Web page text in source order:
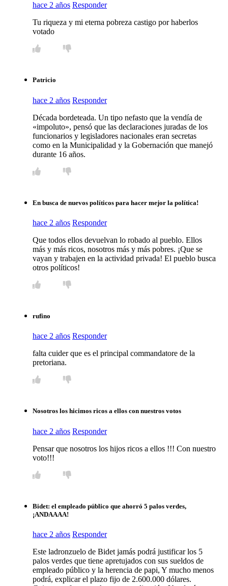
hace 2 años Responder
Tu riqueza y mi eterna pobreza castigo por haberlos
votado
Patricio
hace 2 años Responder
Década bordeteada. Un tipo nefasto que la vendía de
«impoluto», pensó que las declaraciones juradas de los
funcionarios y legisladores nacionales eran secretas
como en la Municipalidad y la Gobernación que manejó
durante 16 años.
En busca de nuevos políticos para hacer mejor la política!
hace 2 años Responder
Que todos ellos devuelvan lo robado al pueblo. Ellos
más y más ricos, nosotros más y más pobres. ¡Que se
vayan y trabajen en la actividad privada! El pueblo busca
otros políticos!
rufino
hace 2 años Responder
falta cuider que es el principal commandatore de la
pretoriana.
Nosotros los hicimos ricos a ellos con nuestros votos
hace 2 años Responder
Pensar que nosotros los hijos ricos a ellos !!! Con nuestro
voto!!!
Bidet: el empleado público que ahorró 5 palos verdes,
¡ANDAAAA!
hace 2 años Responder
Este ladronzuelo de Bidet jamás podrá justificar los 5
palos verdes que tiene apretujados con sus sueldos de
empleado público y la herencia de papi, Y mucho menos
podrá, explicar el plazo fijo de 2.600.000 dólares.